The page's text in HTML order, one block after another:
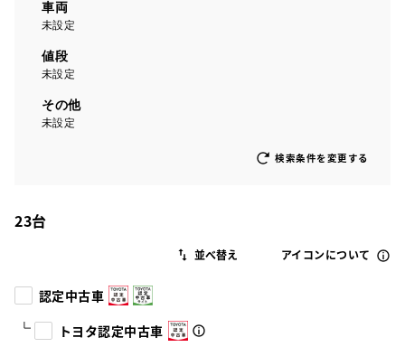
車両
未設定
値段
未設定
その他
未設定
検索条件を変更する
23台
アイコンについて
認定中古車
トヨタ認定中古車